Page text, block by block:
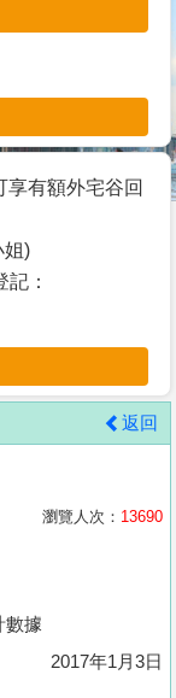
有額外宅谷回
姐)
：
返回
瀏覽人次： 13690
數據
2017年1月3日